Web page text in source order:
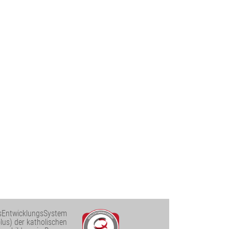
der katholischen